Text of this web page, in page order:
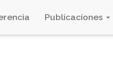
Publicaciones